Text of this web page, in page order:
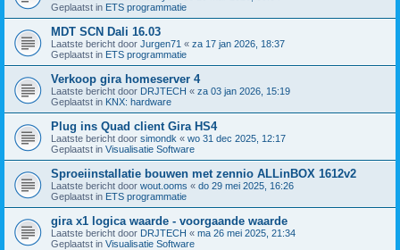
Geplaatst in ETS programmatie
MDT SCN Dali 16.03
Laatste bericht door Jurgen71 « za 17 jan 2026, 18:37
Geplaatst in ETS programmatie
Verkoop gira homeserver 4
Laatste bericht door DRJTECH « za 03 jan 2026, 15:19
Geplaatst in KNX: hardware
Plug ins Quad client Gira HS4
Laatste bericht door simondk « wo 31 dec 2025, 12:17
Geplaatst in Visualisatie Software
Sproeiinstallatie bouwen met zennio ALLinBOX 1612v2
Laatste bericht door wout.ooms « do 29 mei 2025, 16:26
Geplaatst in ETS programmatie
gira x1 logica waarde - voorgaande waarde
Laatste bericht door DRJTECH « ma 26 mei 2025, 21:34
Geplaatst in Visualisatie Software